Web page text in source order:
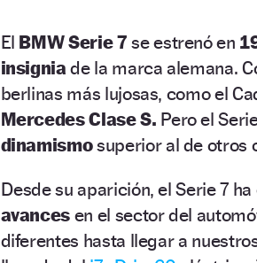
El BMW Serie 7 se estrenó en
insignia de la marca alemana.
berlinas más lujosas, como el
Mercedes Clase S. Pero el
dinamismosuperior al de otros
Desde su aparición, el Serie 7
avances en el sector del
diferentes hasta llegar a